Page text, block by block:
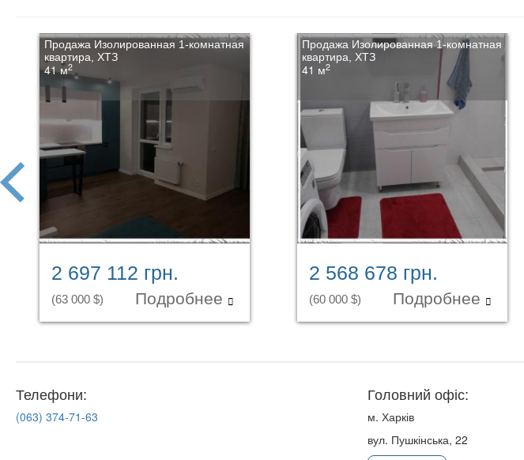
Продажа Изолированная 1-комнатная
квартира, ХТЗ
41 м2
2 697 112 грн.
(63 000 $) Подробнее
Продажа Изолированная 1-комнатная
квартира, ХТЗ
41 м2
2 568 678 грн.
(60 000 $) Подробнее
prev
Телефони:
(063) 374-71-63
Головний офіс:
м. Харків
вул. Пушкінська, 22